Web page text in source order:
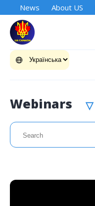
News About US
Webinars ▽